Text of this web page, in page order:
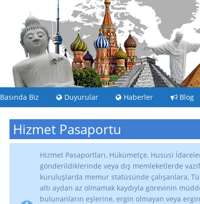
Basında Biz Duyurular Haberler Blog
Hizmet Pasaportu
Hizmet Pasaportları, Hükümetçe, Hususi
gönderildiklerinde veya dış memleketlerde
kuruluşlarda memur statüsünde çalışanlara,
altı aydan az olmamak kaydıyla görevinin
bulunanların eşlerine, ergin olmayan veya